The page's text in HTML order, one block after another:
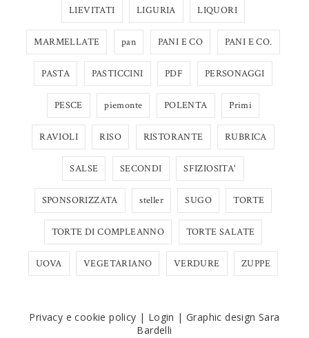
LIEVITATI LIGURIA LIQUORI
MARMELLATE pan PANI E CO PANI E CO.
PASTA PASTICCINI PDF PERSONAGGI
PESCE piemonte POLENTA Primi
RAVIOLI RISO RISTORANTE RUBRICA
SALSE SECONDI SFIZIOSITA'
SPONSORIZZATA steller SUGO TORTE
TORTE DI COMPLEANNO TORTE SALATE
UOVA VEGETARIANO VERDURE ZUPPE
Privacy e cookie policy | Login | Graphic design Sara
Bardelli